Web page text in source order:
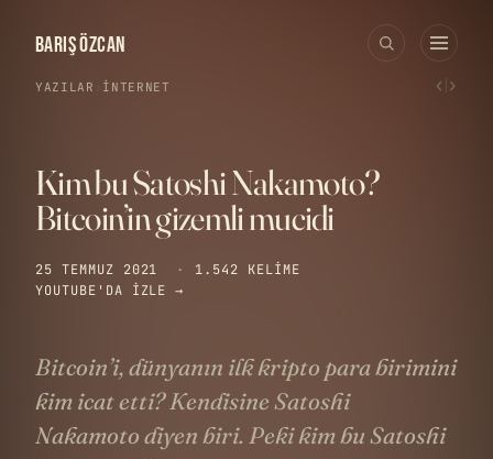
BARIŞ ÖZCAN
YAZILAR İNTERNET ‹ ›
Kim bu Satoshi Nakamoto?
Bitcoin’in gizemli mucidi
25 TEMMUZ 2021 ·
1.542 KELIME
YOUTUBE'DA IZLE →
Bitcoin’i, dünyanın ilk kripto para birimini
kim icat etti? Kendisine Satoshi
Nakamoto diyen biri. Peki kim bu Satoshi